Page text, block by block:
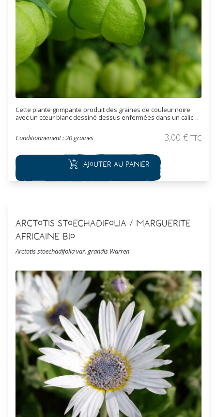
Cette plante grimpante produit des graines de couleur noire
avec un cœur blanc dessiné dessus enfermées dans un calice
décoration ou pour fabriquer des colliers, elles ne sont pas
support, elle peut attendre 2,5 mètres de haut.
Conditionnement : 20 graines 3,00 € TTC
Ajouter au panier
Arctotis stoechadifolia / Marguerite
africaine Bio
Arctotis stoechadifolia var. grandis Warren